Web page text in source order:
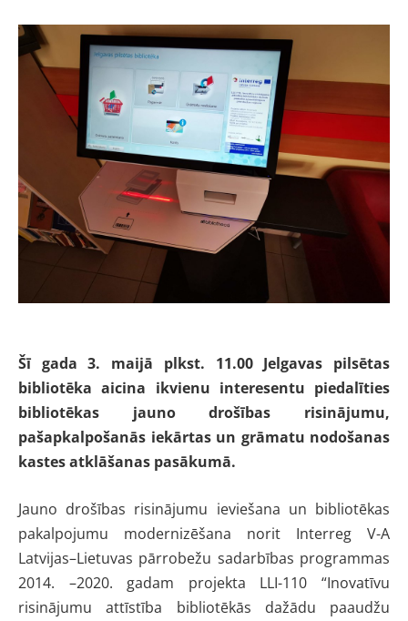
Šī gada 3. maijā plkst. 11.00 Jelgavas pilsētas
bibliotēka aicina ikvienu interesentu piedalīties
bibliotēkas jauno drošības risinājumu,
pašapkalpošanās iekārtas un grāmatu nodošanas
kastes atklāšanas pasākumā.
Jauno drošības risinājumu ieviešana un bibliotēkas
pakalpojumu modernizēšana norit Interreg V-A
Latvijas–Lietuvas pārrobežu sadarbības programmas
2014. –2020. gadam projekta LLI-110 “Inovatīvu
risinājumu attīstība bibliotēkās dažādu paaudžu